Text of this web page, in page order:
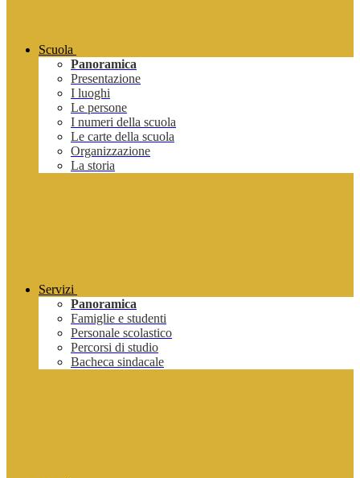
Scuola
Panoramica
Presentazione
I luoghi
Le persone
I numeri della scuola
Le carte della scuola
Organizzazione
La storia
Servizi
Panoramica
Famiglie e studenti
Personale scolastico
Percorsi di studio
Bacheca sindacale